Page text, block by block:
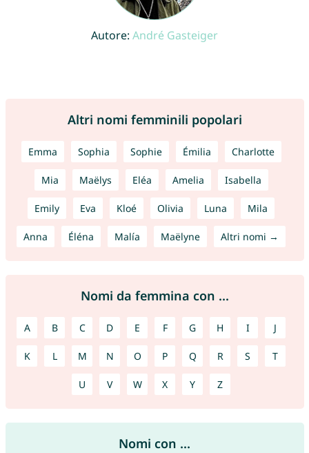
Autore: André Gasteiger
Altri nomi femminili popolari
Emma Sophia Sophie Émilia Charlotte
Mia Maëlys Eléa Amelia Isabella
Emily Eva Kloé Olivia Luna Mila
Anna Éléna Malía Maëlyne Altri nomi →
Nomi da femmina con ...
A B C D E F G H I J
K L M N O P Q R S T
U V W X Y Z
Nomi con ...